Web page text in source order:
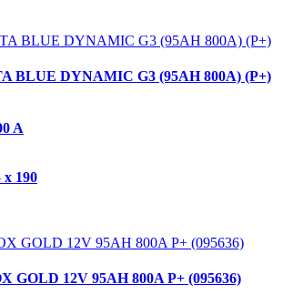
BLUE DYNAMIC G3 (95AH 800A) (P+)
A
x 190
GOLD 12V 95AH 800A P+ (095636)